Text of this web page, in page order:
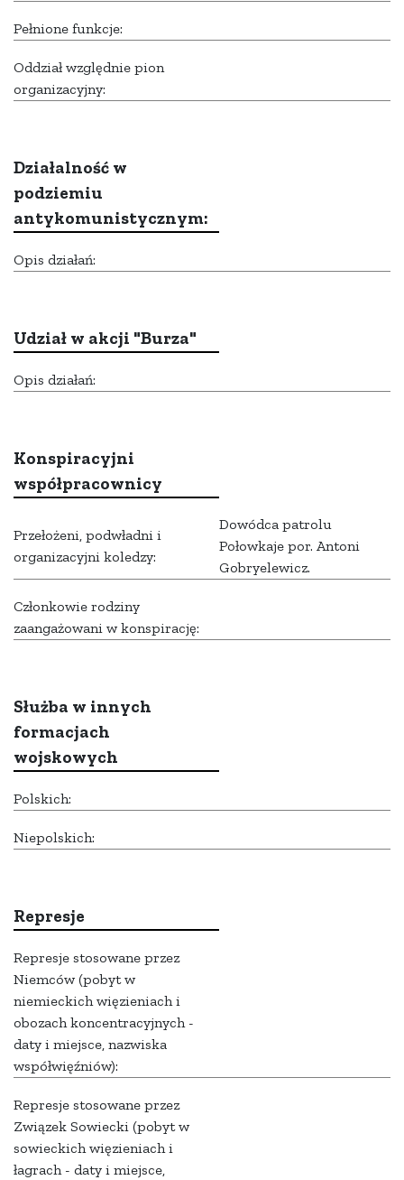
Pełnione funkcje:
Oddział względnie pion
organizacyjny:
Działalność w
podziemiu
antykomunistycznym:
Opis działań:
Udział w akcji "Burza"
Opis działań:
Konspiracyjni
współpracownicy
Przełożeni, podwładni i
organizacyjni koledzy:
Dowódca patrolu
Połowkaje por. Antoni
Gobryelewicz.
Członkowie rodziny
zaangażowani w konspirację:
Służba w innych
formacjach
wojskowych
Polskich:
Niepolskich:
Represje
Represje stosowane przez
Niemców (pobyt w
niemieckich więzieniach i
obozach koncentracyjnych -
daty i miejsce, nazwiska
współwięźniów):
Represje stosowane przez
Związek Sowiecki (pobyt w
sowieckich więzieniach i
łagrach - daty i miejsce,